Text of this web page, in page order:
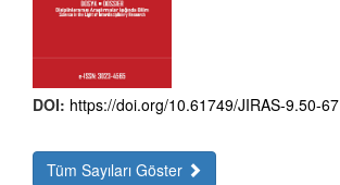
DOI: https://doi.org/10.61749/JIRAS-9.50-67
Tüm Sayıları Göster